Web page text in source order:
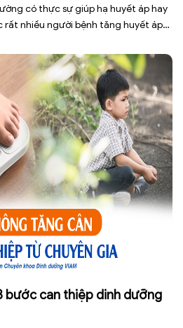
có thực sự giúp hạ huyết áp hay
rất nhiều người bệnh tăng huyết áp
bước can thiệp dinh dưỡng